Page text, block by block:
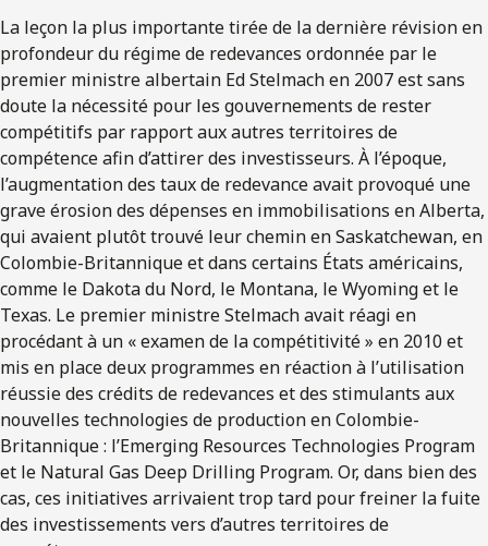
La leçon la plus importante tirée de la dernière révision en
profondeur du régime de redevances ordonnée par le
premier ministre albertain Ed Stelmach en 2007 est sans
doute la nécessité pour les gouvernements de rester
compétitifs par rapport aux autres territoires de
compétence afin d’attirer des investisseurs. À l’époque,
l’augmentation des taux de redevance avait provoqué une
grave érosion des dépenses en immobilisations en Alberta,
qui avaient plutôt trouvé leur chemin en Saskatchewan, en
Colombie-Britannique et dans certains États américains,
comme le Dakota du Nord, le Montana, le Wyoming et le
Texas. Le premier ministre Stelmach avait réagi en
procédant à un « examen de la compétitivité » en 2010 et
mis en place deux programmes en réaction à l’utilisation
réussie des crédits de redevances et des stimulants aux
nouvelles technologies de production en Colombie-
Britannique : l’Emerging Resources Technologies Program
et le Natural Gas Deep Drilling Program. Or, dans bien des
cas, ces initiatives arrivaient trop tard pour freiner la fuite
des investissements vers d’autres territoires de